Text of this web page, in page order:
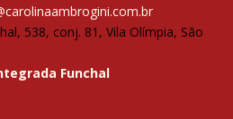
538, conj. 81, Vila Olímpia, São
Funchal